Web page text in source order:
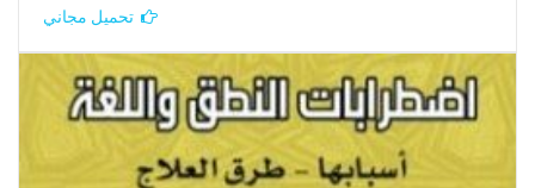
تحميل مجاني